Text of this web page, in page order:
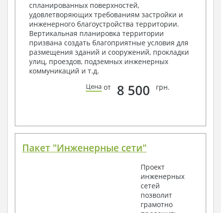
Архитектурные узлы в конструкциях
2. Конструктивный раздел:
Общие данные по проекту
Схемы расположения и расчеты фундаментов
Элементы каркаса – схемы расположения
Схема расположения перекрытий
Опоры перекрытия на стены или Узлы
Элементы кровли – схемы расположения
3. Инженерный раздел (приобретается по желанию
за дополнительную плату):
Условные обозначения с общими данными
Поэтажная система водоснабжения и
Аксонометрическая схема водоснабжения и
спланированных поверхностей,
удовлетворяющих требованиям застройки и
инженерного благоустройства территории.
Вертикальная планировка территории
призвана создать благоприятные условия для
размещения зданий и сооружений, прокладки
улиц, проездов, подземных инженерных
коммуникаций и т.д.
Цена от 8 500 грн.
Пакет "Инженерные сети"
Проект
инженерных
сетей
позволит
грамотно